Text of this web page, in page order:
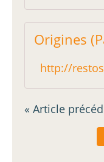
« Article